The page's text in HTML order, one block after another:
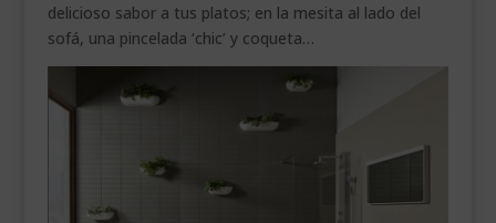
delicioso sabor a tus platos; en la mesita al lado del
sofá, una pincelada ‘chic’ y coqueta…